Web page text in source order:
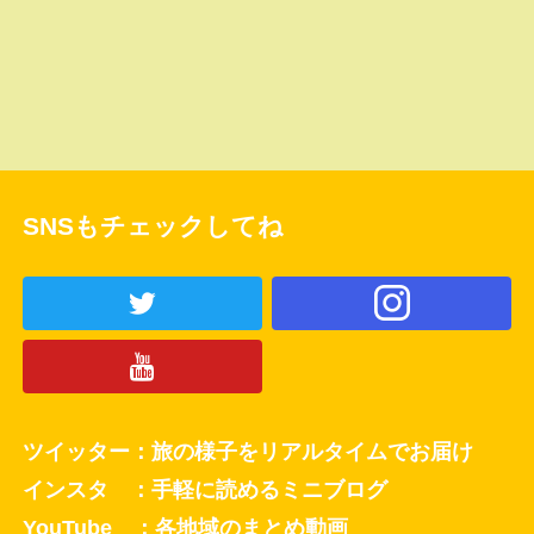
SNSもチェックしてね
ツイッター：旅の様子をリアルタイムでお届け
インスタ ：手軽に読めるミニブログ
YouTube ：各地域のまとめ動画